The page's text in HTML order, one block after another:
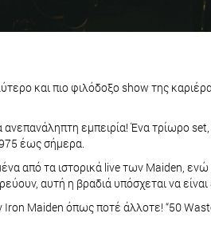
και πιο φιλόδοξο show της
εμπειρία! Ένα τρίωρο set,
έως σήμερα.
από τα ιστορικά live των Maiden,
αυτή η βραδιά υπόσχεται να
Maiden όπως ποτέ άλλοτε! “50